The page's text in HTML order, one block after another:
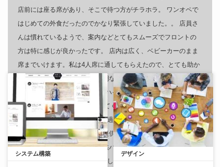
店前には座る席があり、そこで待つ方がチラホラ。 ワンオペで
はじめての外食だったのでかなり緊張していました。。 店員さ
んは慣れているようで、案内などとてもスムーズでフロントの
方は特に感じが良かったです。 店内は広く、ベビーカーのまま
席までいけます。私は4人席に通してもらえたので、とても助か
りました(何でも手を伸ばす時期なので、2人席だとまともに食事
できないです。。) STOKKEのハイチェアを貸してもらえるので
1歳前の我が子もご機嫌に座ってくれました！（よくある飲食店
のハイチェアだと奥行きがあり過ぎて嫌なのか大体泣かれま
す） 注文は全てタブレット、提供までも比較的に早かったで
す。 子供には離乳食後期と子供パンを注文。 離乳食は美味しか
ったようで２回おかわりしてました（笑）本当に無料でいい
システム構築 デザイン